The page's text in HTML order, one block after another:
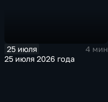
25 июля
4 мин
25 июля 2026 года